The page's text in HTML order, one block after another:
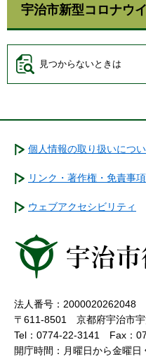
宇治市新型コロナウ
見つからないときは
個人情報の取り扱いにつ
リンク・著作権・免責事項
ウェブアクセシビリティ
法人番号：2000020262048
〒611-8501 京都府宇治市
Tel：0774-22-3141
Fax：
開庁時間：月曜日から金曜